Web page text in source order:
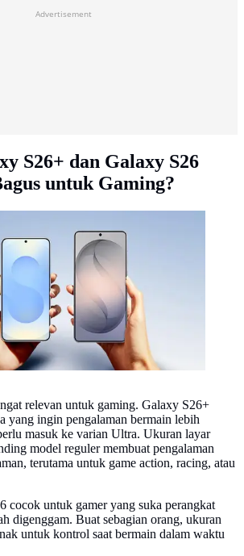
Advertisement
S26+ dan Galaxy S26
untuk Gaming?
relevan untuk gaming. Galaxy S26+
yang ingin pengalaman bermain lebih
masuk ke varian Ultra. Ukuran layar
model reguler membuat pengalaman
terutama untuk game action, racing, atau
cocok untuk gamer yang suka perangkat
digenggam. Buat sebagian orang, ukuran
untuk kontrol saat bermain dalam waktu